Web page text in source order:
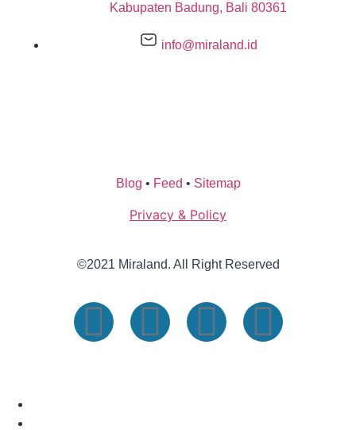
Kabupaten Badung, Bali 80361
info@miraland.id
Blog • Feed • Sitemap
Privacy & Policy
©2021 Miraland. All Right Reserved